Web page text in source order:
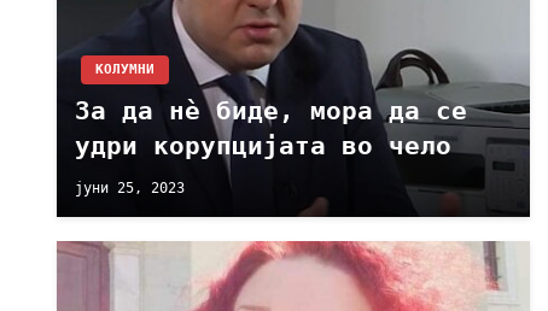
KОЛУМНИ
За да нѐ биде, мора да се
удри корупцијата во чело
јуни 25, 2023